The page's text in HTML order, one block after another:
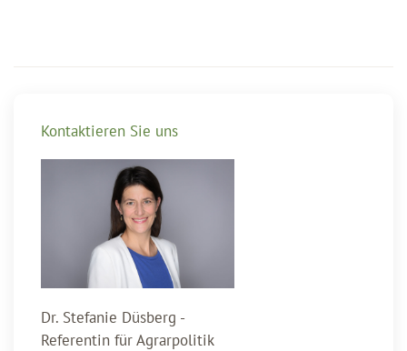
Kontaktieren Sie uns
Dr. Stefanie Düsberg -
Referentin für Agrarpolitik